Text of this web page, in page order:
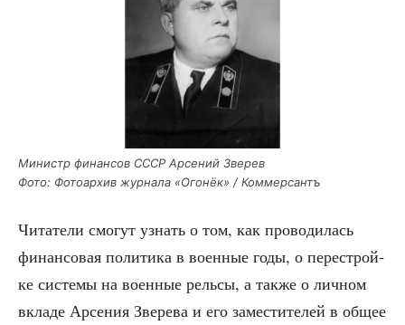
Министр финан­сов СССР Арсе­ний Зве­рев
Фото: Фото­ар­хив жур­на­ла «Ого­нёк» / Коммерсантъ
Чита­те­ли смо­гут узнать о том, как про­во­ди­лась
финан­со­вая поли­ти­ка в воен­ные годы, о пере­строй­
ке систе­мы на воен­ные рель­сы, а так­же о лич­ном
вкла­де Арсе­ния Зве­ре­ва и его заме­сти­те­лей в общее